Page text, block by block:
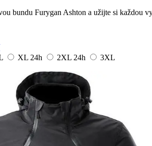
bundu Furygan Ashton a užijte si každou
XL 24h 2XL 24h
3XL